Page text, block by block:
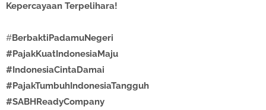
Kepercayaan Terpelihara!
#BerbaktiPadamuNegeri
#PajakKuatIndonesiaMaju
#IndonesiaCintaDamai
#PajakTumbuhIndonesiaTangguh
#SABHReadyCompany